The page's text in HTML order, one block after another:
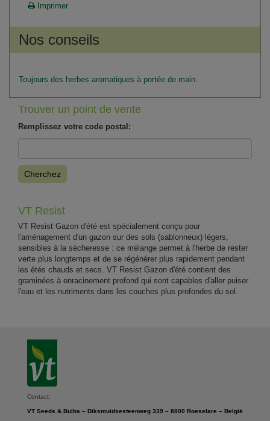
Imprimer
Nos conseils
Toujours des herbes aromatiques à portée de main.
Trouver un point de vente
Remplissez votre code postal:
Cherchez
VT Resist
VT Resist Gazon d'été est spécialement conçu pour
l'aménagement d'un gazon sur des sols (sablonneux) légers,
sensibles à la sècheresse : ce mélange permet à l'herbe de rester
verte plus longtemps et de se régénérer plus rapidement pendant
les étés chauds et secs. VT Resist Gazon d'été contient des
graminées à enracinement profond qui sont capables d'aller puiser
l'eau et les nutriments dans les couches plus profondes du sol.
Contact:
VT Seeds & Bulbs – Diksmuidsesteenweg 339 – 8800 Roeselare – België